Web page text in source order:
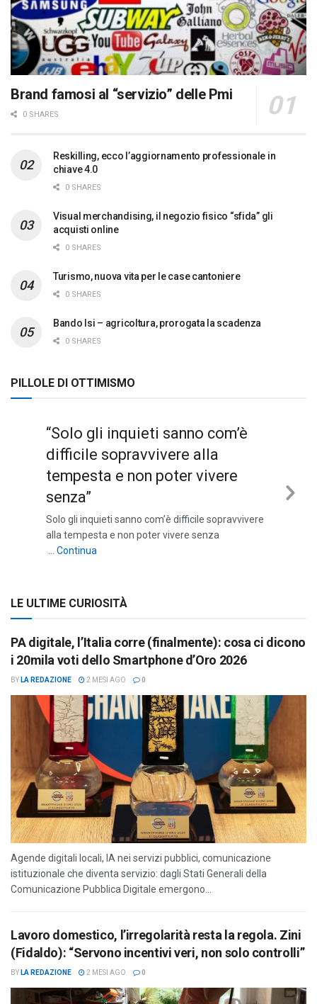
Brand famosi al “servizio” delle Pmi
0 SHARES
Reskilling, ecco l’aggiornamento professionale in
chiave 4.0
0 SHARES
Visual merchandising, il negozio fisico “sfida” gli
acquisti online
0 SHARES
Turismo, nuova vita per le case cantoniere
0 SHARES
Bando Isi – agricoltura, prorogata la scadenza
0 SHARES
PILLOLE DI OTTIMISMO
“Solo gli inquieti sanno com’è
difficile sopravvivere alla
tempesta e non poter vivere
senza”
Solo gli inquieti sanno com’è difficile sopravvivere
alla tempesta e non poter vivere senza
… Continua
LE ULTIME CURIOSITÀ
PA digitale, l’Italia corre (finalmente): cosa ci dicono
i 20mila voti dello Smartphone d’Oro 2026
BY LA REDAZIONE 2 MESI AGO 0
Agende digitali locali, IA nei servizi pubblici, comunicazione
istituzionale che diventa servizio: dagli Stati Generali della
Comunicazione Pubblica Digitale emergono...
Lavoro domestico, l’irregolarità resta la regola. Zini
(Fidaldo): “Servono incentivi veri, non solo controlli”
BY LA REDAZIONE 2 MESI AGO 0